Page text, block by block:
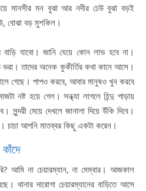
মানসীর মন বুঝা আর নদীর ঢেউ বুঝা বড়ই
বোঝা বড় মুশকিল।
যাবো। জানি যেয়ে কোন লাভ হবে না।
ভরা। তাদের অনেক কুকীর্তির কথা কানে আসে।
গেছে। পাপও করবে, আবার মানুষও খুন করবে
নষ্ট হয়ে গেল। সন্ধ্যা লাগলে হিন্দু পাড়ায়
মেয়ে দেখলে জানালা দিয়ে উঁকি দিবে।
চাচা আপনি মাতব্বর কিছু একটা করেন।
আমি না চেয়ারম্যান, না মেম্বার। আজকাল
থানার দারোগা চেয়ারম্যানের বাড়িতে আসে